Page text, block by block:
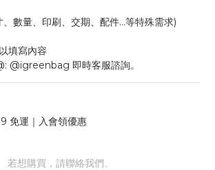
寸、數量、印刷、交期、配件...等特殊需求)
填寫內容
@igreenbag 即時客服諮詢。
免運｜入會領優惠
若想購買，請聯絡我們。